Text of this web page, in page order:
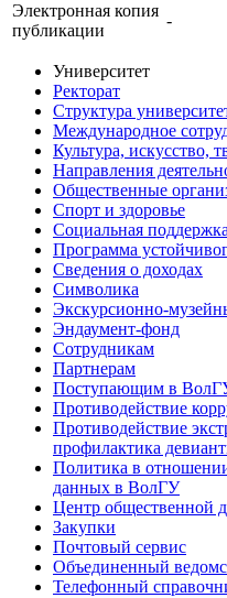
Электронная копия
публикации
-
Университет
Ректорат
Структура
Международное
Культура, искусство,
Направления
Общественные
Спорт и здоровье
Социальная
Программа
Сведения о доходах
Символика
Экскурсионно-
Эндаумент-фонд
Сотрудникам
Партнерам
Поступающим в
Противодействие
Противодействие
профилактика
Политика в
данных в ВолГУ
Центр общественной
Закупки
Почтовый сервис
Объединенный
Телефонный